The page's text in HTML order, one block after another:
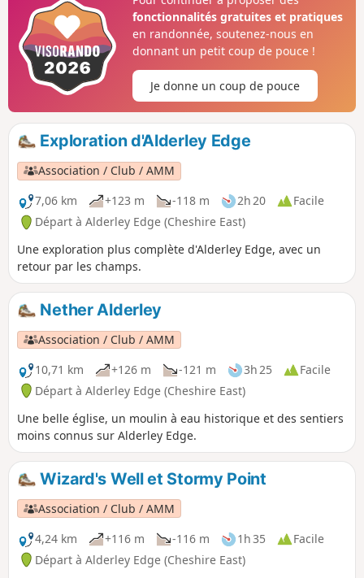
fonctionnalités gratuites et pratiques
en randonnée, soutenez-nous en
donnant un petit coup de pouce !
Je donne un coup de pouce
Exploration d'Alderley Edge
Association / Club / AMM
7,06 km
+123 m -118 m 2h 20
Facile
Départ à Alderley Edge (Cheshire East)
Une exploration plus complète d'Alderley Edge, avec un
retour par les champs.
Nether Alderley
Association / Club / AMM
10,71 km
+126 m -121 m 3h 25
Facile
Départ à Alderley Edge (Cheshire East)
Une belle église, un moulin à eau historique et des sentiers
moins connus sur Alderley Edge.
Wizard's Well et Stormy Point
Association / Club / AMM
4,24 km
+116 m -116 m 1h 35
Facile
Départ à Alderley Edge (Cheshire East)